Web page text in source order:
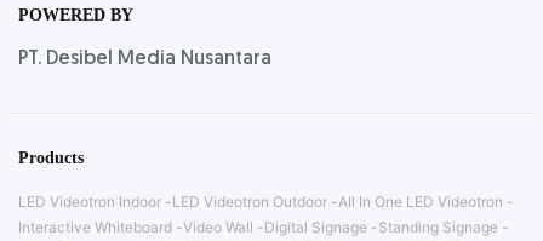
POWERED BY
PT. Desibel Media Nusantara
Products
LED Videotron Indoor LED Videotron Outdoor
All In One LED Videotron
Interactive Whiteboard Video Wall Digital Signage
Standing Signage